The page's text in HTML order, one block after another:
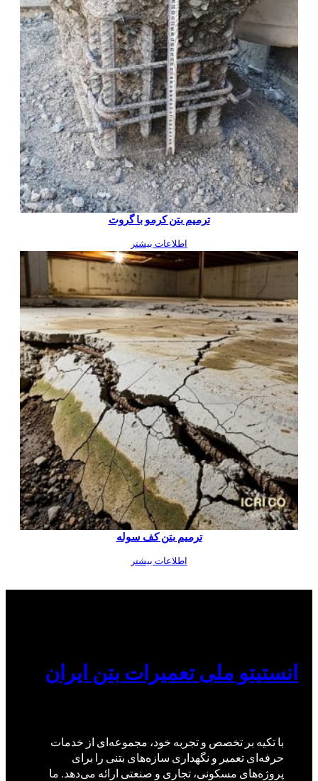
ترمیم بتن کرمو با گروت
اطلاعات بیشتر
ترمیم بتن کف سوله
اطلاعات بیشتر
انستیتو ملی تعمیرات بتن ایران
با تکیه بر تخصص و تجربه خود، مجموعه‌ای از خدمات
حرفه‌ای تعمیر و نگهداری سازه‌های بتنی را برای
پروژه‌های مسکونی، تجاری و صنعتی ارائه می‌دهد. ما